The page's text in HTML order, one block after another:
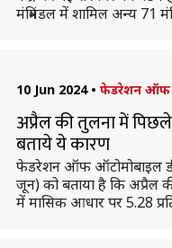
मंत्रिमंडल में शामिल अन्य 71
10 Jun 2024 • फेडरेशन ऑफ
अप्रैल की तुलना में
बताये ये कारण
फेडरेशन ऑफ ऑटोमोबाइल
जून) को बताया है कि अप्रैल
में मासिक आधार पर 5.28